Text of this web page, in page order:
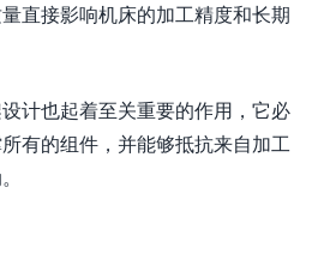
直接影响机床的加工精度和长期
计也起着至关重要的作用，它必
有的组件，并能够抵抗来自加工